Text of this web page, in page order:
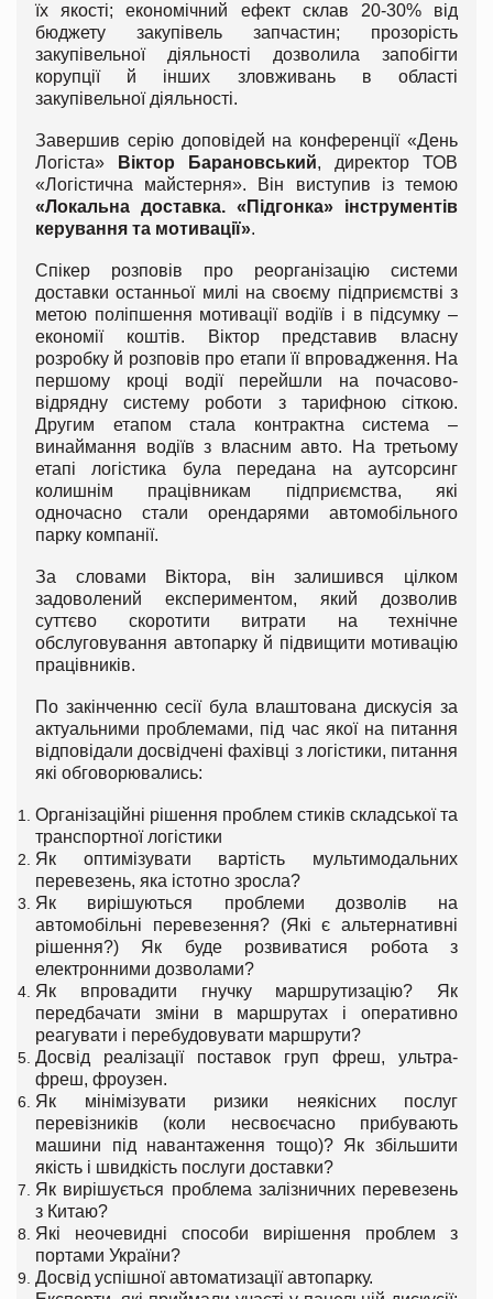
їх якості; економічний ефект склав 20-30% від
бюджету закупівель запчастин; прозорість
закупівельної діяльності дозволила запобігти
корупції й інших зловживань в області
закупівельної діяльності.
Завершив серію доповідей на конференції «День
Логіста»
Віктор Барановський, директор ТОВ
«Логістична майстерня». Він виступив із темою
«Локальна доставка. «Підгонка» інструментів
керування та мотивації».
Спікер розповів про реорганізацію системи
доставки останньої милі на своєму підприємстві з
метою поліпшення мотивації водіїв і в підсумку –
економії коштів. Віктор представив власну
розробку й розповів про етапи її впровадження. На
першому кроці водії перейшли на почасово-
відрядну систему роботи з тарифною сіткою.
Другим етапом стала контрактна система –
винаймання водіїв з власним авто. На третьому
етапі логістика була передана на аутсорсинг
колишнім працівникам підприємства, які
одночасно стали орендарями автомобільного
парку компанії.
За словами Віктора, він залишився цілком
задоволений експериментом, який дозволив
суттєво скоротити витрати на технічне
обслуговування автопарку й підвищити мотивацію
працівників.
По закінченню сесії була влаштована дискусія за
актуальними проблемами, під час якої на питання
відповідали досвідчені фахівці з логістики, питання
які обговорювались:
Організаційні рішення проблем стиків складської та
транспортної логістики
Як оптимізувати вартість мультимодальних
перевезень, яка істотно зросла?
Як вирішуються проблеми дозволів на
автомобільні перевезення? (Які є альтернативні
рішення?) Як буде розвиватися робота з
електронними дозволами?
Як впровадити гнучку маршрутизацію? Як
передбачати зміни в маршрутах і оперативно
реагувати і перебудовувати маршрути?
Досвід реалізації поставок груп фреш, ультра-
фреш, фроузен.
Як мінімізувати ризики неякісних послуг
перевізників (коли несвоєчасно прибувають
машини під навантаження тощо)? Як збільшити
якість і швидкість послуги доставки?
Як вирішується проблема залізничних перевезень
з Китаю?
Які неочевидні способи вирішення проблем з
портами України?
Досвід успішної автоматизації автопарку.